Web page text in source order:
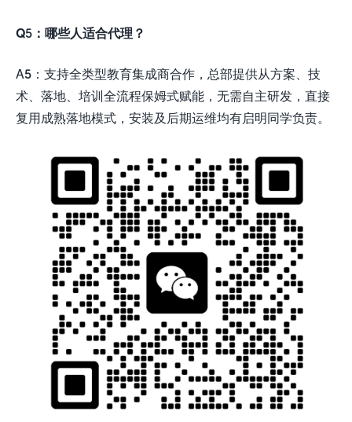
Q5：哪些人适合代理？
A5：支持全类型教育集成商合作，总部提供从方案、技
术、落地、培训全流程保姆式赋能，无需自主研发，直接
复用成熟落地模式，安装及后期运维均有启明同学负责。